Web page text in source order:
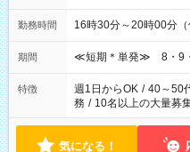
勤務時間 16時30分～20時00分
期間 ≪短期＊単発≫ 8・9・
特徴 週1日からOK / 40～50
務 / 10名以上の大量募
気になる！